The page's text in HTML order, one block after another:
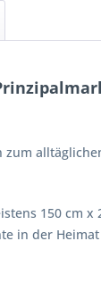
150 cm
in der